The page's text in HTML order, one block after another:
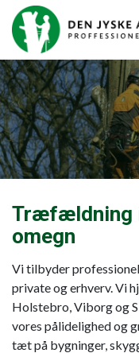
hovedindhold
Træfældning
omegn
Vi tilbyder
private og erhverv. Vi
Holstebro, Viborg og
vores pålidelighed og
tæt på bygninger,